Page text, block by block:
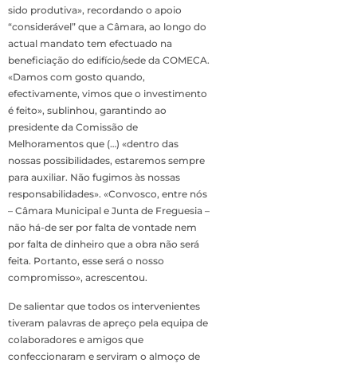
sido produtiva», recordando o apoio
“considerável” que a Câmara, ao longo do
actual mandato tem efectuado na
beneficiação do edifício/sede da COMECA.
«Damos com gosto quando,
efectivamente, vimos que o investimento
é feito», sublinhou, garantindo ao
presidente da Comissão de
Melhoramentos que (…) «dentro das
nossas possibilidades, estaremos sempre
para auxiliar. Não fugimos às nossas
responsabilidades». «Convosco, entre nós
– Câmara Municipal e Junta de Freguesia –
não há-de ser por falta de vontade nem
por falta de dinheiro que a obra não será
feita. Portanto, esse será o nosso
compromisso», acrescentou.
De salientar que todos os intervenientes
tiveram palavras de apreço pela equipa de
colaboradores e amigos que
confeccionaram e serviram o almoço de